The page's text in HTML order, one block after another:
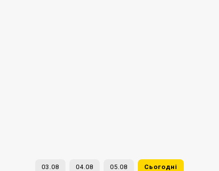
03.08 04.08 05.08 Сьогодні